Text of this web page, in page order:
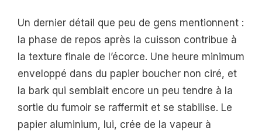
Un dernier détail que peu de gens mentionnent :
la phase de repos après la cuisson contribue à
la texture finale de l’écorce. Une heure minimum
enveloppé dans du papier boucher non ciré, et
la bark qui semblait encore un peu tendre à la
sortie du fumoir se raffermit et se stabilise. Le
papier aluminium, lui, crée de la vapeur à